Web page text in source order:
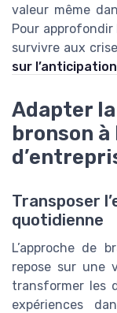
valeur même
Pour
survivre aux
sur
Adapter
bronson
Transposer
quotidienne
L’approche de
repose sur une
transformer les
expériences